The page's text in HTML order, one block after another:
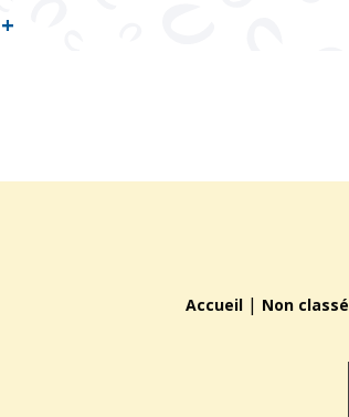
+
Accueil | Non classé